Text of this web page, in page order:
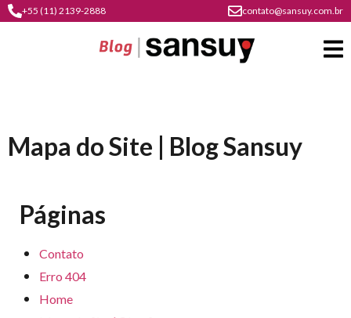
+55 (11) 2139-2888 contato@sansuy.com.br
Sansuy
cultura
plástico
Agronegócio
psicultura
soluções
em
água
Coberturas
barracas
sansuy
Indústria
Mapa do Site | Blog Sansuy
Páginas
Contato
Erro 404
Home